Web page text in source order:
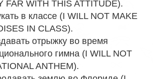
FAR WITH THIS ATTITUDE).
в классе (I WILL NOT MAKE
IN CLASS).
отрыжку во время
гимна (I WILL NOT
ANTHEM).